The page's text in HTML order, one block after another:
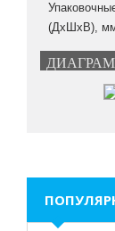
(ДxШxВ),